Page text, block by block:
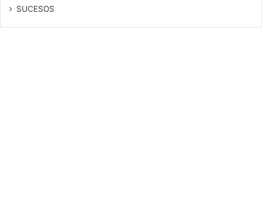
SUCESOS